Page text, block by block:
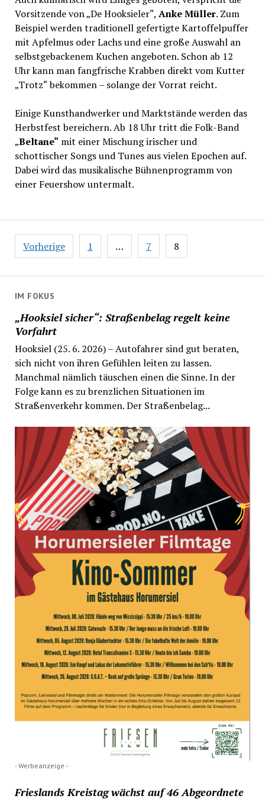
IM FOKUS
„Hooksiel sicher“: Straßenbelag regelt keine
Vorfahrt
Hooksiel (25. 6. 2026) – Autofahrer sind gut beraten,
sich nicht von ihren Gefühlen leiten zu lassen.
Manchmal nämlich täuschen einen die Sinne. In der
Folge kann es zu brenzlichen Situationen im
Straßenverkehr kommen. Der Straßenbelag...
- Werbeanzeige -
Frieslands Kreistag wächst auf 46 Abgeordnete
Vorsitzende von „De Hooksieler“, Anke Müller. Zum
Beispiel werden traditionell gefertigte Kartoffelpuffer
mit Apfelmus oder Lachs und eine große Auswahl an
selbstgebackenem Kuchen angeboten. Schon ab 12
Uhr kann man fangfrische Krabben direkt vom Kutter
„Trotz“ bekommen – solange der Vorrat reicht.
Einige Kunsthandwerker und Marktstände werden das
Herbstfest bereichern. Ab 18 Uhr tritt die Folk-Band
„Beltane“mit einer Mischung irischer und
schottischer Songs und Tunes aus vielen Epochen auf.
Dabei wird das musikalische Bühnenprogramm von
einer Feuershow untermalt.
Seitennummerierung
der
Vorherige 1 … 7 8